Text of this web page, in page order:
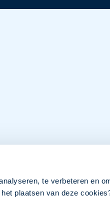
te verbeteren en
plaatsen van deze